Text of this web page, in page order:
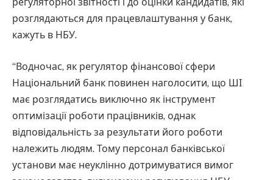
розглядаються для працевлаштування у банк,
кажуть в НБУ.
“Водночас, як регулятор фінансової сфери
Національний банк повинен наголосити, що ШІ
має розглядатись виключно як інструмент
оптимізації роботи працівників, однак
відповідальність за результати його роботи
належить людям. Тому персонал банківської
установи має неуклінно дотримуватися вимог